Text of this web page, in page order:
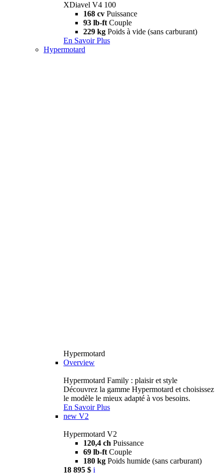
XDiavel V4 100
168 cv Puissance
93 lb-ft Couple
229 kg Poids à vide (sans carburant)
En Savoir Plus
Hypermotard
Hypermotard
Overview
Hypermotard Family : plaisir et style
Découvrez la gamme Hypermotard et choisissez
le modèle le mieux adapté à vos besoins.
En Savoir Plus
new V2
Hypermotard V2
120,4 ch Puissance
69 lb-ft Couple
180 kg Poids humide (sans carburant)
18 895 $ i